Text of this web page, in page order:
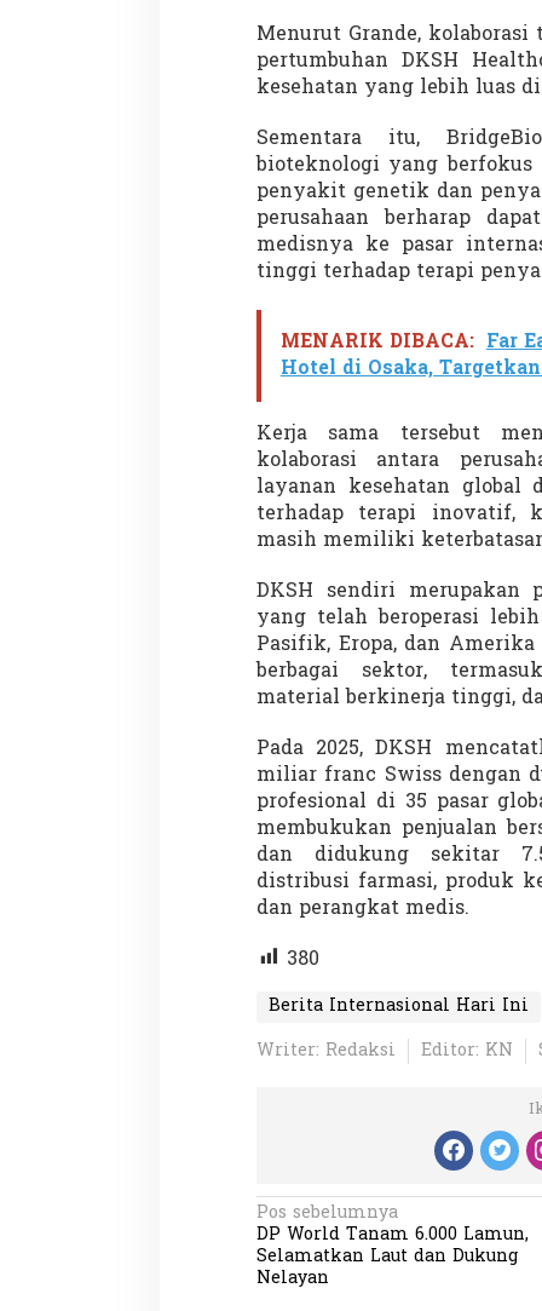
Menurut Grande, kolaborasi
pertumbuhan DKSH
kesehatan yang lebih luas
Sementara itu,
bioteknologi yang berfokus
penyakit genetik dan
perusahaan berharap
medisnya ke pasar
tinggi terhadap terapi
MENARIK DIBACA: Far
Hotel di Osaka,
Kerja sama tersebut
kolaborasi antara
layanan kesehatan global
terhadap terapi inovatif,
masih memiliki
DKSH sendiri merupakan
yang telah beroperasi
Pasifik, Eropa, dan
berbagai sektor,
material berkinerja tinggi,
Pada 2025, DKSH
miliar franc Swiss dengan
profesional di 35 pasar
membukukan penjualan
dan didukung sekitar
distribusi farmasi, produk
dan perangkat medis.
380
Berita Internasional Hari Ini
Writer: Redaksi
Editor: KN
N
a
v
Pos sebelumnya
DP World Tanam 6.000 Lamun,
Selamatkan Laut dan Dukung
Nelayan
Partisipasi
Pelayanan
Diadakan di
Di GLOBAL, VIDEO | 18